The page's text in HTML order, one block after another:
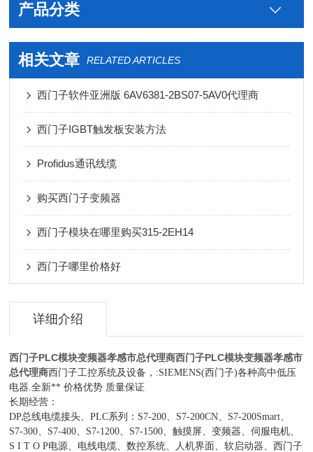
产品分类
相关文章 RELATED ARTICLES
西门子软件亚洲版 6AV6381-2BS07-5AV0代理商
西门子IGBT触发板安装方法
Profidus通讯线缆
购买西门子变频器
西门子模块在哪里购买315-2EH14
西门子哪里价格好
详细介绍
西门子PLC模块变频器孝感市总代理商西门子PLC模块变频器孝感市
总代理商西门子工控系统及设备，:SIEMENS(西门子)各种高中低压
电器.全新** 价格优势 质量保证
长期经营：
DP总线电缆接头、PLC系列：S7-200、S7-200CN、S7-200Smart、
S7-300、S7-400、S7-1200、S7-1500、触摸屏、变频器、伺服电机、
S I T O P电源、电线电缆、数控系统、人机界面、软启动器、西门子